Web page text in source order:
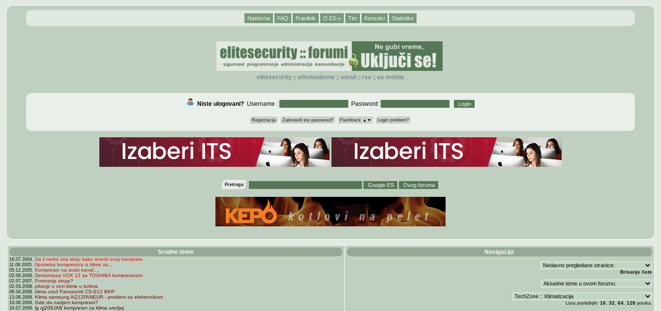
Naslovna FAQ Pravilnik O ES-u Tim Korisnici Statistike
elitesecurity:: elitemadzone :: email :: rss :: es mobile
Niste ulogovani?Username : Password:
Registracija Zaboravili ste password? Flashback ▲▼ Login problem?
Pretraga :
Srodne teme
16.07.2004. Da li netko ima ideju kako izvesti onaj transpare..
11.08.2005. Upotreba kompresora iz klime za...
05.12.2005. Kompresor na svaki kanal....
02.09.2006. Demontaza VOX 12 sa TOSHIBA kompresorom
02.07.2007. Potrosnja struje?
02.03.2008. pitanje u vezi klime u kolima
06.04.2008. klima ured Panasonik CS-E12 BKP
13.08.2008. Klima samsung AQ12FANEUR - problem sa elektronikom
10.06.2009. Gde da nadjem kompresor?
24.07.2009. lg qj208JAB kompresor za klima uredjaj
Navigacija
Brisanje liste
Lista poslednjih: 16, 32 64, 128poruka.